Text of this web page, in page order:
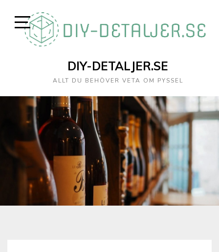
DIY-DETALJER.SE
ALLT DU BEHÖVER VETA OM PYSSEL